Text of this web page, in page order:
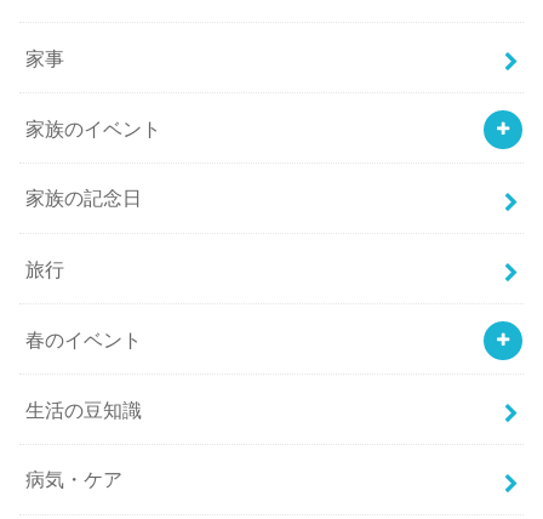
家事
家族のイベント
家族の記念日
旅行
春のイベント
生活の豆知識
病気・ケア